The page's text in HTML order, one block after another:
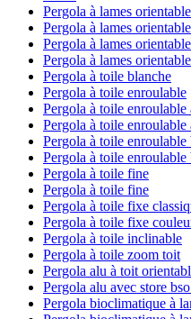
Pergola à lames
Pergola à lames
Pergola à lames
Pergola à lames
Pergola à toile blanche
Pergola à toile enroulable
Pergola à toile enroulable
Pergola à toile enroulable
Pergola à toile enroulable
Pergola à toile enroulable
Pergola à toile fine
Pergola à toile fine
Pergola à toile fixe
Pergola à toile fixe
Pergola à toile inclinable
Pergola à toile zoom toit
Pergola alu à toit
Pergola alu avec store
Pergola bioclimatique à